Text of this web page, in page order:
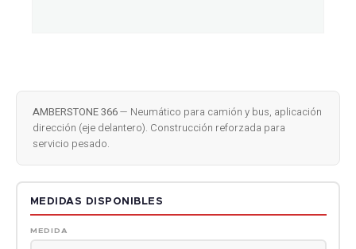
AMBERSTONE 366— Neumático para camión y bus, aplicación
dirección (eje delantero). Construcción reforzada para
servicio pesado.
MEDIDAS DISPONIBLES
MEDIDA